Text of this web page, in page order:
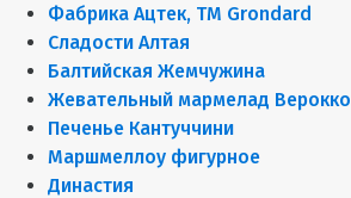
Фабрика Ацтек, ТМ Grondard
Сладости Алтая
Балтийская Жемчужина
Жевательный мармелад Верокко
Печенье Кантуччини
Маршмеллоу фигурное
Династия